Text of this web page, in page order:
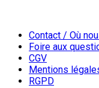
Contact / Où
Foire aux
CGV
Mentions
RGPD